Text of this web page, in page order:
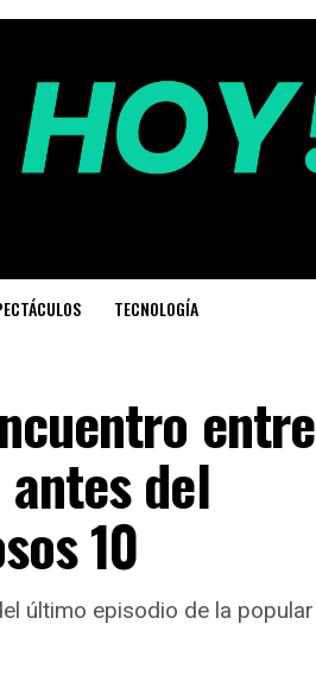
TECNOLOGÍA
entre
del
10
último episodio de la popular